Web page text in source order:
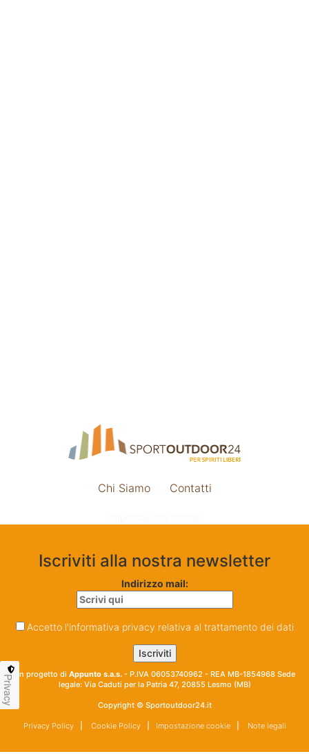
Chi Siamo Contatti
Iscriviti alla nostra newsletter
Indirizzo mail:
Accetto l'informativa privacy relativa al trattamento dei dati
Un progetto di Appunto s.a.s. - P.IVA 06053740962 - REA MB-1854968 Sede
legale: Via Caduti per la Patria 47, 20855 Lesmo (MB)
Copyright © Sportoutdoor24.it
Privacy Policy| Cookie Policy| Impostazione cookie| Note legali
Privacy